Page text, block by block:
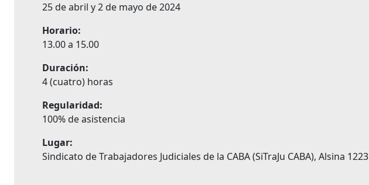
25 de abril y 2 de mayo de 2024
Horario:
13.00 a 15.00
Duración:
4 (cuatro) horas
Regularidad:
100% de asistencia
Lugar:
Sindicato de Trabajadores Judiciales de la CABA (SiTraJu CABA), Alsina 1223